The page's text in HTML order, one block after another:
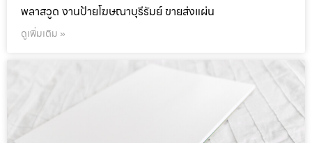
พลาสวูด งานป้ายโฆษณาบุรีรัมย์ ขายส่งแผ่น
ดูเพิ่มเติม »